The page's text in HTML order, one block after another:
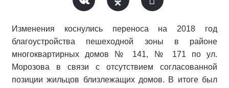
Изменения коснулись переноса на 2018 год
благоустройства пешеходной зоны в районе
многоквартирных домов № 141, № 171 по ул.
Морозова в связи с отсутствием согласованной
позиции жильцов близлежащих домов. В итоге был